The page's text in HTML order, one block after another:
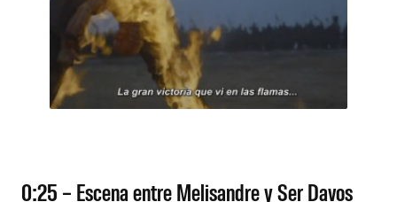
0:25 – Escena entre Melisandre y Ser Davos